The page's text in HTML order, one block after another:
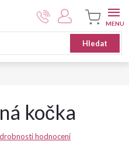
Hledat
Nákupní
košík
kočka
hodnocení